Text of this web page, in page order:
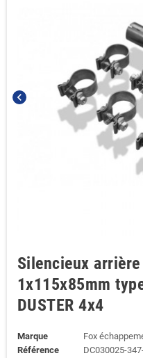
chevron_left
Silencieux
1x115x85mm
DUSTER 4x4
Marque
Fox
Référence
DC030025-